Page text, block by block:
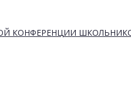
КОНФЕРЕНЦИИ